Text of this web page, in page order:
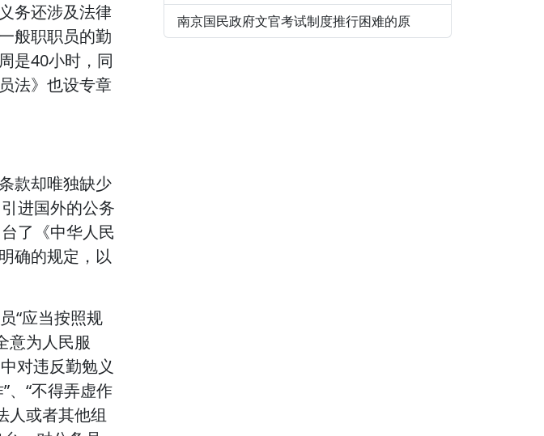
务还涉及法律
般职职员的勤
是40小时，同
法》也设专章
款却唯独缺少
进国外的公务
了《中华人民
确的规定，以
“应当按照规
意为人民服
对违反勤勉义
、“不得弄虚作
人或者其他组
南京国民政府文官考试制度推行困难的原